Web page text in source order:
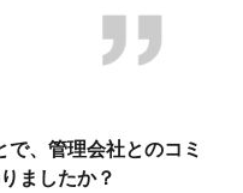
、管理会社とのコミ
ましたか？